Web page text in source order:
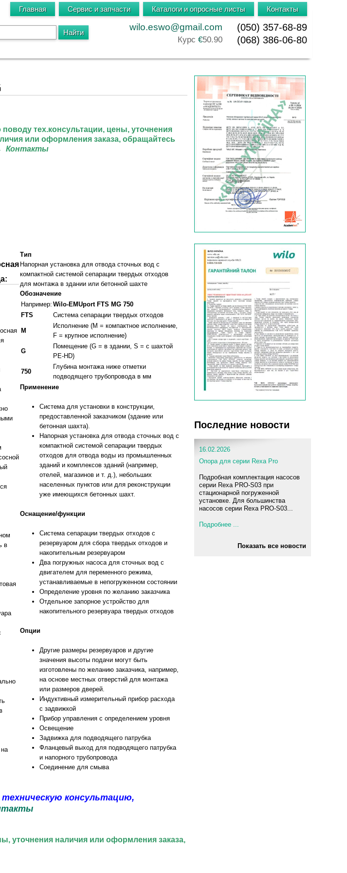
Главная Сервис и запчасти Каталоги и опросные листы Контакты
(050) 357-68-89
(068) 386-06-80
wilo.eswo@gmail.com
Курс €50.90
поводу тех.консультации, цены, уточнения
или оформления заказа, обращайтесь
Контакты
в
Тип
Напорная установка для отвода сточных вод с
компактной системой сепарации твердых отходов
для монтажа в здании или бетонной шахте
Обозначение
Например: Wilo-EMUport FTS MG 750
FTS
Система сепарации твердых отходов
M
Исполнение (M = компактное исполнение,
F = крупное исполнение)
G
Помещение (G = в здании, S = с шахтой
PE-HD)
750
Глубина монтажа ниже отметки
подводящего трубопровода в мм
Применение
Система для установки в конструкции,
предоставленной заказчиком (здание или
бетонная шахта).
Напорная установка для отвода сточных вод с
компактной системой сепарации твердых
отходов для отвода воды из промышленных
зданий и комплексов зданий (например,
отелей, магазинов и т. д.), небольших
населенных пунктов или для реконструкции
уже имеющихся бетонных шахт.
Оснащение/функции
Система сепарации твердых отходов с
резервуаром для сбора твердых отходов и
накопительным резервуаром
Два погружных насоса для сточных вод с
двигателем для переменного режима,
устанавливаемые в непогруженном состоянии
Определение уровня по желанию заказчика
Отдельное запорное устройство для
накопительного резервуара твердых отходов
Опции
Другие размеры резервуаров и другие
значения высоты подачи могут быть
изготовлены по желанию заказчика, например,
на основе местных отверстий для монтажа
или размеров дверей.
Индуктивный измерительный прибор расхода
с задвижкой
Прибор управления с определением уровня
Освещение
Задвижка для подводящего патрубка
Фланцевый выход для подводящего патрубка
и напорного трубопровода
Соединение для смыва
консультацию,
уточнения наличия или оформления заказа,
Последние новости
16.02.2026
Опора для серии Rexa Pro
Подробная комплектация насосов
серии Rexa PRO-S03 при
стационарной погруженной
установке. Для большинства
насосов серии Rexa PRO-S03...
Подробнее ...
Показать все новости